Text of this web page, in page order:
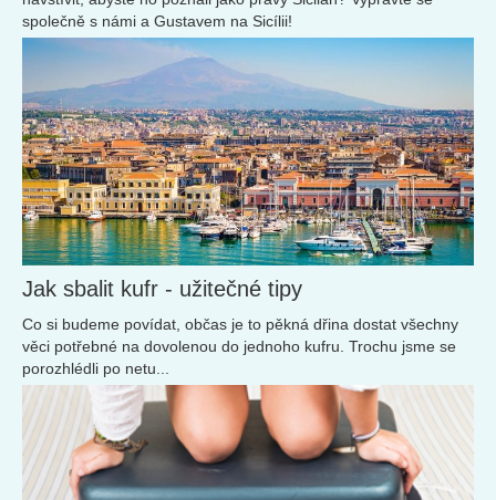
společně s námi a Gustavem na Sicílii!
Jak sbalit kufr - užitečné tipy
Co si budeme povídat, občas je to pěkná dřina dostat všechny
věci potřebné na dovolenou do jednoho kufru. Trochu jsme se
porozhlédli po netu...